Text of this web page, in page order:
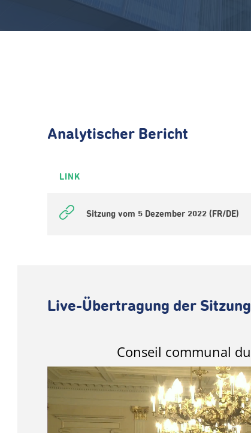
Analytischer Bericht
LINK
Sitzung vom 5 Dezember 2022 (FR/DE)
Live-Übertragung der Sitzung